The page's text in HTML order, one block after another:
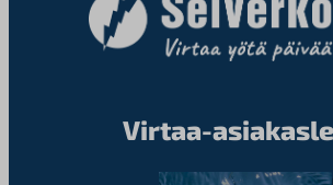
Virtaa-